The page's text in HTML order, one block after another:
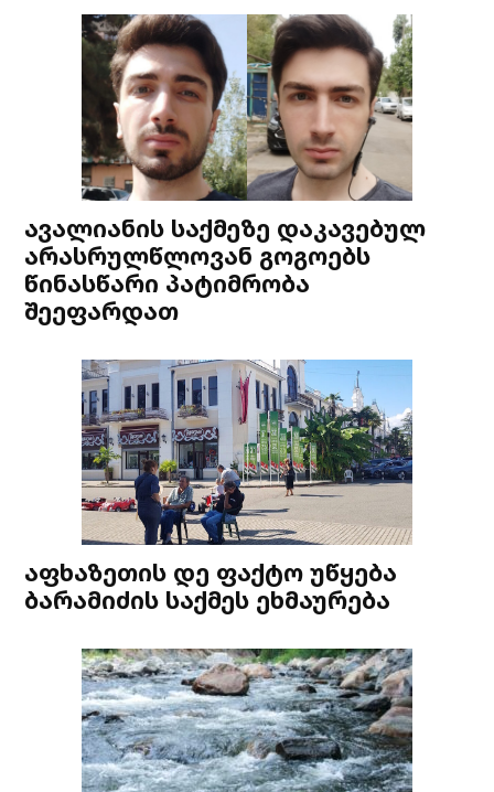
ავალიანის საქმეზე დაკავებულ
არასრულწლოვან გოგოებს
წინასწარი პატიმრობა
შეეფარდათ
აფხაზეთის დე ფაქტო უწყება
ბარამიძის საქმეს ეხმაურება